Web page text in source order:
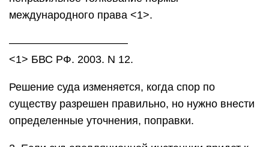
международного права <1>.
———————————
<1> БВС РФ. 2003. N 12.
Решение суда изменяется, когда спор по
существу разрешен правильно, но нужно внести
определенные уточнения, поправки.